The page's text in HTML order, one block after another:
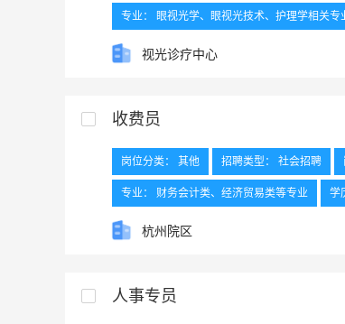
专业： 眼视光学、眼视光技术、护理学相关专
外语要求： / 工作地点：
视光诊疗中心
收费员
岗位分类： 其他 招聘类型： 社会招聘
专业： 财务会计类、经济贸易类等专业 学
其他要求： 11.35周岁以内优先； 2.善于沟通、
杭州院区
人事专员